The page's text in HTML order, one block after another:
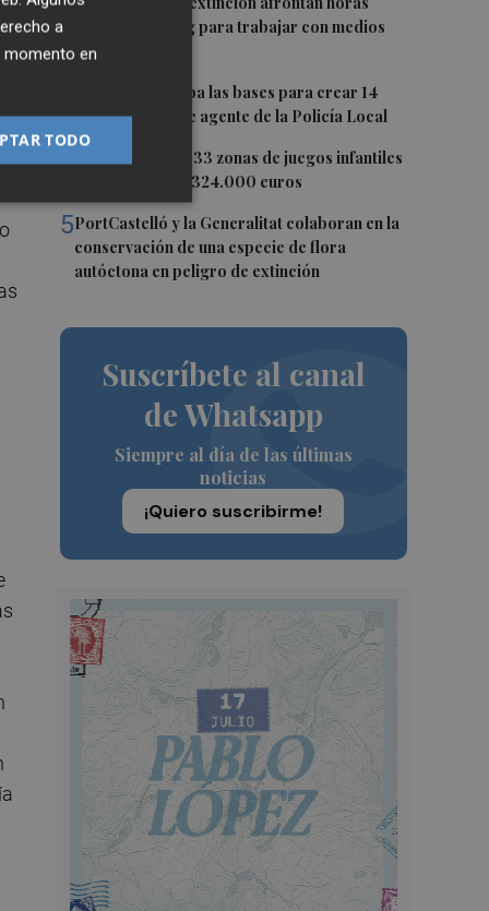
"vitales" en Tírig para trabajar con medios
aéreos
Burriana aprueba las bases para crear 14
nuevas plazas de agente de la Policía Local
4 Castelló mejora 33 zonas de juegos infantiles
en julio: destina 324.000 euros
5PortCastelló y la Generalitat colaboran en la
conservación de una especie de flora
autóctona en peligro de extinción
Suscríbete al canal
de Whatsapp
Siempre al día de las últimas
noticias
¡Quiero suscribirme!
a
momento en
TODO